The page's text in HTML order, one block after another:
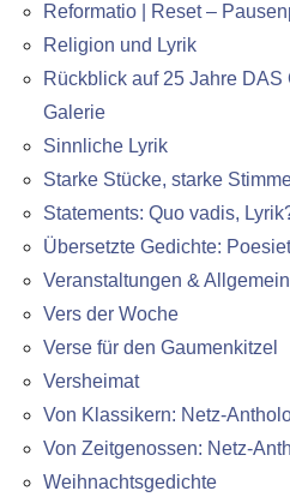
Reformatio | Reset –
Religion und Lyrik
Rückblick auf 25 Jahre DAS
Galerie
Sinnliche Lyrik
Starke Stücke, starke
Statements: Quo vadis,
Übersetzte Gedichte:
Veranstaltungen &
Vers der Woche
Verse für den Gaumenkitzel
Versheimat
Von Klassikern: Netz-
Von Zeitgenossen: Netz-
Weihnachtsgedichte